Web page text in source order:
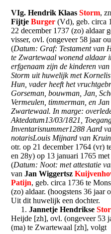
VIg. Hendrik KlaasStorm,
FijtjeBurger (Vd), geb. circa
22 december 1737 (zo) aldaar
visser, ovl. (ongeveer 58 jaar
(Datum: Graf: Testament van
te Zwartewaal wonend aldaar
erfgenaam zijn de kinderen
Storm uit huwelijk met
Hun, vader heeft het
Gorseman, bouwman, Jan,
Vermeulen, timmerman, en
Zwartewaal. In marge:
Aktedatum13/03/1821,
Inventarisnummer1288 Aard
notarisLouis Mijnard van
otr. op 21 december 1764 (vr)
en 28y) op 13 januari 1765
(Datum: Noot: met attestatie
vanJan Wiggertsz
Patijn, geb. circa 1736 te
(zo) aldaar. (hoogstens 36 jaar
Uit dit huwelijk een dochter.
1.Jannetje Hendrikse
Heijde [zh], ovl. (ongeveer 53
(ma) te Zwartewaal